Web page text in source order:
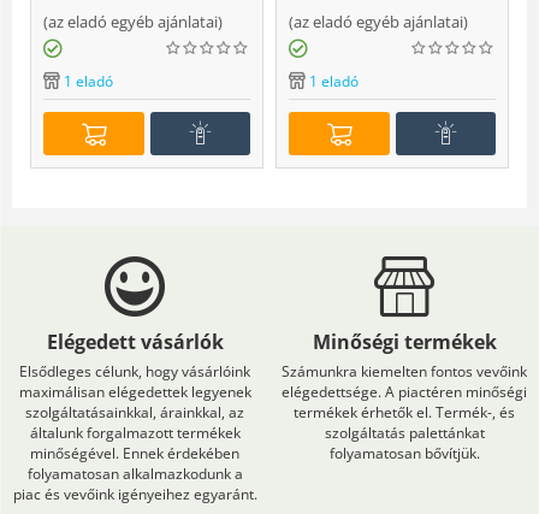
(az eladó egyéb ajánlatai)
1 eladó
(az eladó egyéb ajánlatai)
1 eladó
Elégedett vásárlók
Elsődleges célunk, hogy vásárlóink
maximálisan elégedettek legyenek
szolgáltatásainkkal, árainkkal, az
általunk forgalmazott termékek
minőségével. Ennek érdekében
folyamatosan alkalmazkodunk a
piac és vevőink igényeihez egyaránt.
Minőségi termékek
Számunkra kiemelten fontos vevőink
elégedettsége. A piactéren minőségi
termékek érhetők el. Termék-, és
szolgáltatás palettánkat
folyamatosan bővítjük.